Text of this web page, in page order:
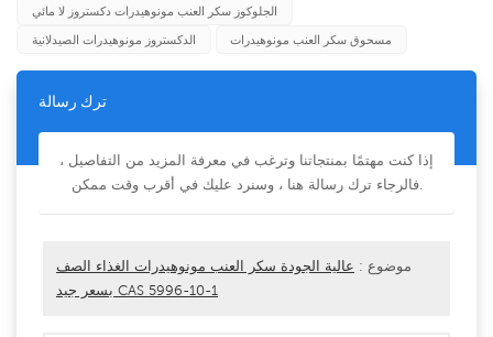
الجلوكوز سكر العنب مونوهيدرات دكستروز لا مائي
الدكستروز مونوهيدرات الصيدلانية
مسحوق سكر العنب مونوهيدرات
ترك رسالة
إذا كنت مهتمًا بمنتجاتنا وترغب في معرفة المزيد من التفاصيل ،
فالرجاء ترك رسالة هنا ، وسنرد عليك في أقرب وقت ممكن.
موضوع : عالية الجودة سكر العنب مونوهيدرات الغذاء الصف
بسعر جيد CAS 5996-10-1